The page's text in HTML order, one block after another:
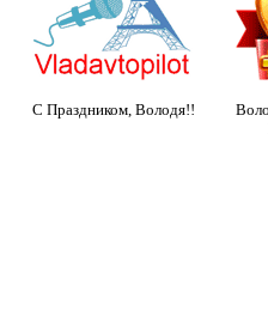
С Праздником, Володя!!